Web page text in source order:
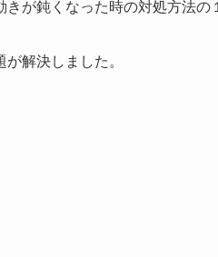
きが鈍くなった時の対処方法の
解決しました。